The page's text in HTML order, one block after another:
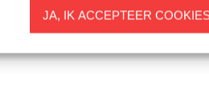
JA, IK ACCEPTEER